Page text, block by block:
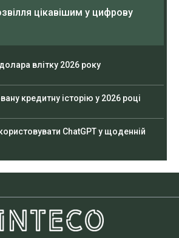
цікавішим у цифрову
влітку 2026 року
кредитну історію у 2026 році
ChatGPT у щоденній